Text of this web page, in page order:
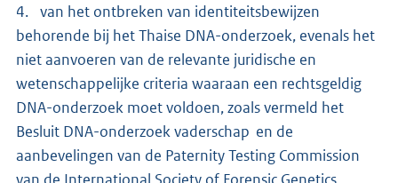
4. van het ontbreken van identiteitsbewijzen
behorende bij het Thaise DNA-onderzoek, evenals het
niet aanvoeren van de relevante juridische en
wetenschappelijke criteria waaraan een rechtsgeldig
DNA-onderzoek moet voldoen, zoals vermeld het
Besluit DNA-onderzoek vaderschap en de
aanbevelingen van de Paternity Testing Commission